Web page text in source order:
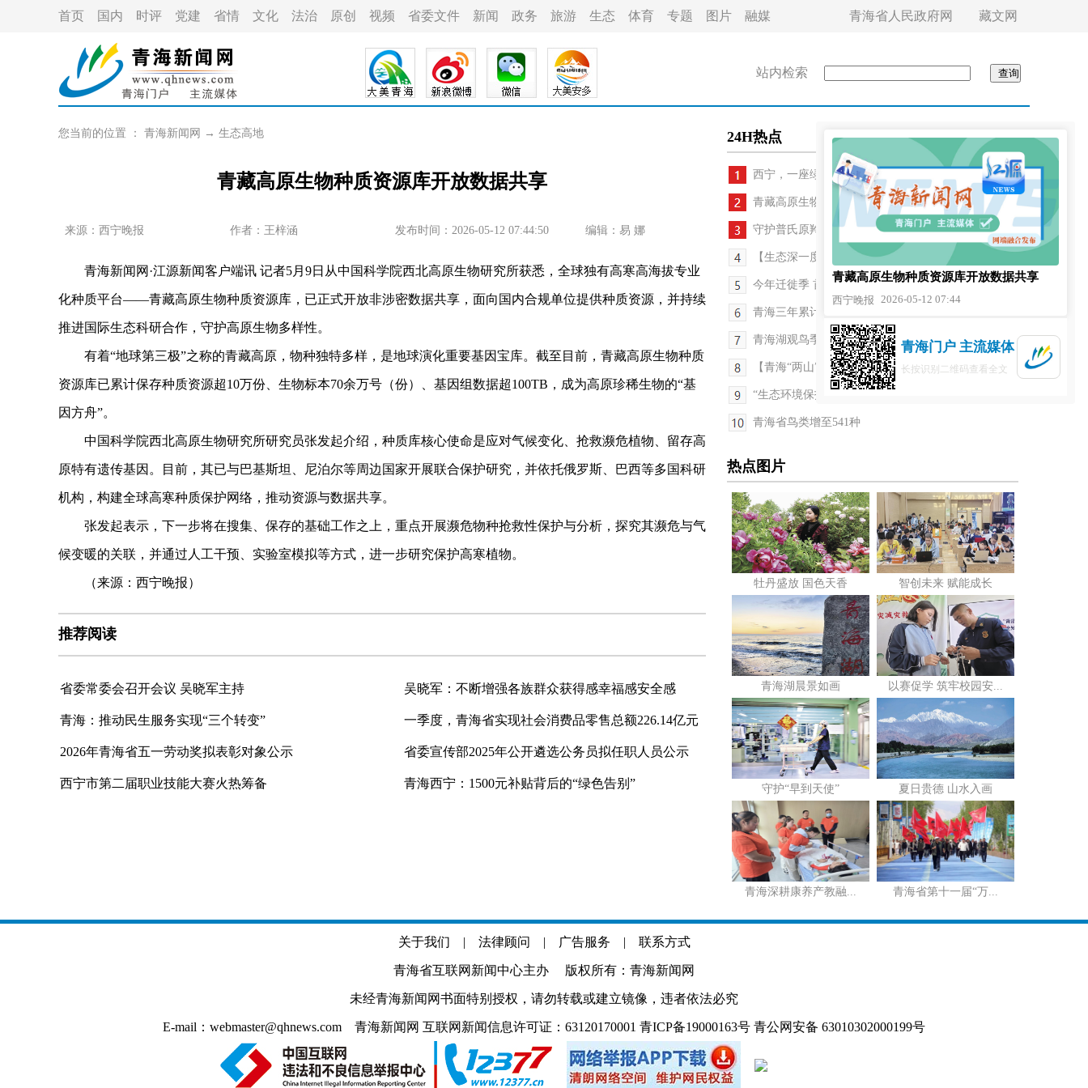
首页 国内 时评 党建 省情 文化 法治 原创 视频 省委文件 新闻 政务 旅游 生态 体育 专题 图片 融媒 青海省人民政府网 藏文网
站内检索
您当前的位置 ： 青海新闻网 → 生态高地
青藏高原生物种质资源库开放数据共享
来源：西宁晚报 作者： 王梓涵 发布时间：2026-05-12 07:44:50 编辑：易 娜
青海新闻网·江源新闻客户端讯 记者5月9日从中国科学院西北高原生物研究所获悉，全球独有高寒高海拔专业
化种质平台——青藏高原生物种质资源库，已正式开放非涉密数据共享，面向国内合规单位提供种质资源，并持续
推进国际生态科研合作，守护高原生物多样性。
有着“地球第三极”之称的青藏高原，物种独特多样，是地球演化重要基因宝库。截至目前，青藏高原生物种质
资源库已累计保存种质资源超10万份、生物标本70余万号（份）、基因组数据超100TB，成为高原珍稀生物的“基
因方舟”。
中国科学院西北高原生物研究所研究员张发起介绍，种质库核心使命是应对气候变化、抢救濒危植物、留存高
原特有遗传基因。目前，其已与巴基斯坦、尼泊尔等周边国家开展联合保护研究，并依托俄罗斯、巴西等多国科研
机构，构建全球高寒种质保护网络，推动资源与数据共享。
张发起表示，下一步将在搜集、保存的基础工作之上，重点开展濒危物种抢救性保护与分析，探究其濒危与气
候变暖的关联，并通过人工干预、实验室模拟等方式，进一步研究保护高寒植物。
（来源：西宁晚报）
推荐阅读
省委常委会召开会议 吴晓军主持 吴晓军：不断增强各族群众获得感幸福感安全感
青海：推动民生服务实现“三个转变” 一季度，青海省实现社会消费品零售总额226.14亿元
2026年青海省五一劳动奖拟表彰对象公示 省委宣传部2025年公开遴选公务员拟任职人员公示
西宁市第二届职业技能大赛火热筹备 青海西宁：1500元补贴背后的“绿色告别”
24H热点
西宁，一座绿意流淌的生态之城——奋斗作笔 共...
青藏高原生物种质资源库开放数据共享
守护普氏原羚栖息家园 他们种下一抹青绿
【生态深一度】风雪中，守护藏羚羊大迁徙
今年迁徙季 首批158只藏羚羊安全通过青藏公路
青海三年累计打造百条省级幸福河湖
青海湖观鸟季启动
【青海“两山”答卷】生态美 百姓富 青海：绿水青...
“生态环境保护质效提升年”行动启动
青海省鸟类增至541种
热点图片
牡丹盛放 国色天香 智创未来 赋能成长
青海湖晨景如画 以赛促学 筑牢校园安...
守护“早到天使” 夏日贵德 山水入画
青海深耕康养产教融... 青海省第十一届“万...
关于我们 | 法律顾问 | 广告服务 | 联系方式
青海省互联网新闻中心主办 版权所有：青海新闻网
未经青海新闻网书面特别授权，请勿转载或建立镜像，违者依法必究
E-mail：webmaster@qhnews.com 青海新闻网 互联网新闻信息许可证：63120170001 青ICP备19000163号 青公网安备 63010302000199号
青藏高原生物种质资源库开放数据共享
西宁晚报 2026-05-12 07:44
青海门户 主流媒体
长按识别二维码查看全文